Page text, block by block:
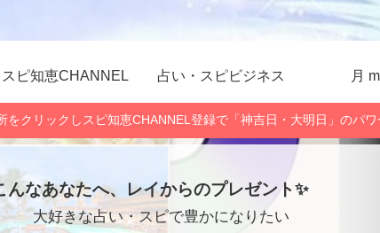
スピ知恵CHANNEL 占い・スピビジネス 月
クリックしスピ知恵CHANNEL登録で「神吉日・大明日」のパワ
んなあなたへ、レイからのプレゼント✨
大好きな占い・スピで豊かになりたい